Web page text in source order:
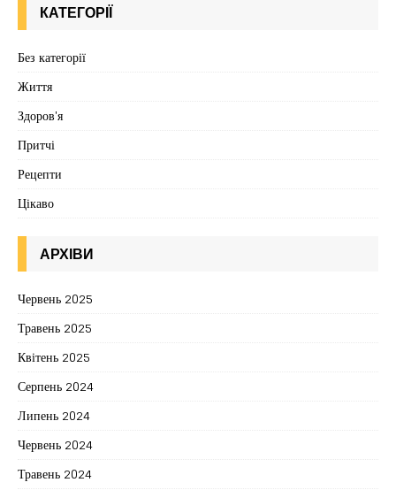
КАТЕГОРІЇ
Без категорії
Життя
Здоров'я
Притчі
Рецепти
Цікаво
АРХІВИ
Червень 2025
Травень 2025
Квітень 2025
Серпень 2024
Липень 2024
Червень 2024
Травень 2024